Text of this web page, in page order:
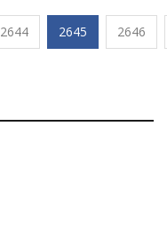
2644 2645 2646